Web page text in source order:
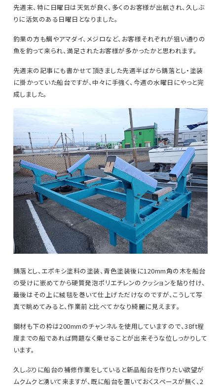
先週末、特に日曜日は天気が良く、多くのお客様が出航され、久しぶ
りに活気のある日曜日となりました。
釣果の方も鯛やアマダイ、メジロなど、お客様それぞれが狙い通りの
魚を釣って来られ、満足されたお客様が多かったかと思われます。
先週末の記事にも書かせて頂きました先週半ばから錆落とし・塗装
に掛かっていた船台ですが、中々に手強く、今週の水曜日にやっと完
成しました。
錆落とし、エポキシ塗料の塗装、青色塗装後に120mm角の木を船台
の受けに嵌めてから硬質発泡ポリエチレンのクッションを貼り付け、
最後はその上に絨毯を巻いて仕上げただけなのですが、こうして写
真で眺めてみると、作業前と比べてかなり綺麗に見えます。
鋼材も下の枠は200mmのチャンネルを使用していますので、38ft程
度までの船であれば問題なく乗せることが出来そうな位しっかりして
います。
久しぶりに船台の補修作業をしていると新品船台を作りたい欲望が
ムクムクと湧いて来ますが、既に船台を置いておくスペースが無く、2